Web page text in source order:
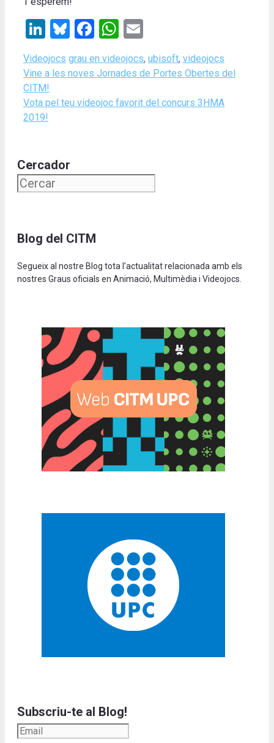
LinkedIn
Bluesky
Facebook
WhatsApp
Categories
Videojocs Tags
grau en videojocs, ubisoft, videojocs
Vine a les noves Jornades de Portes Obertes del
CITM!
Vota pel teu videojoc favorit del concurs 3HMA
2019!
Cercador
Blog del CITM
Segueix al nostre Blog tota l’actualitat relacionada amb els
nostres Graus oficials en Animació, Multimèdia i Videojocs.
Subscriu-te al Blog!